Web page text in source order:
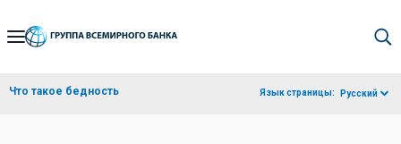
Skip
Navigation
Что такое бедность Язык страницы: Русский